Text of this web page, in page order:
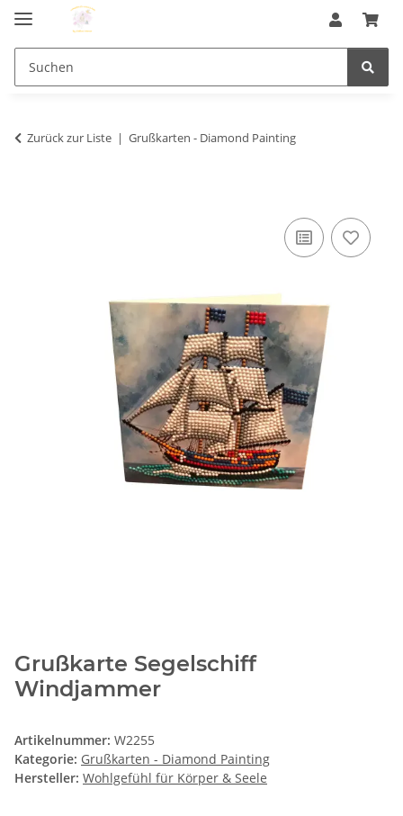
Zurück zur Liste Grußkarten - Diamond Painting
Grußkarte Segelschiff
Windjammer
Artikelnummer: W2255
Kategorie: Grußkarten - Diamond Painting
Hersteller: Wohlgefühl für Körper & Seele